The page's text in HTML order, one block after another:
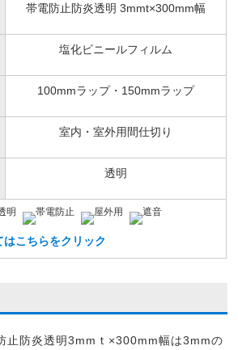
帯電防止防炎透明 3mmt×300mm幅
塩化ビニールフィルム
100mmラップ・150mmラップ
室内・室外用間仕切り
透明
こちらをクリック
止防炎透明3mmｔ×300mm幅は3mmの